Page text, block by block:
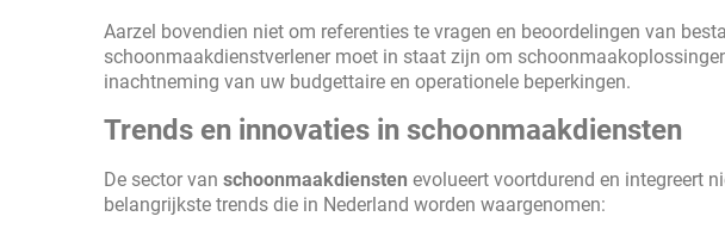
Aarzel bovendien niet om referenties te vragen en beoordelingen van
schoonmaakdienstverlener moet in staat zijn om
inachtneming van uw budgettaire en operationele beperkingen.
Trends en innovaties in schoonmaakdiensten
De sector van schoonmaakdiensten evolueert voortdurend en integreert
belangrijkste trends die in Nederland worden waargenomen: